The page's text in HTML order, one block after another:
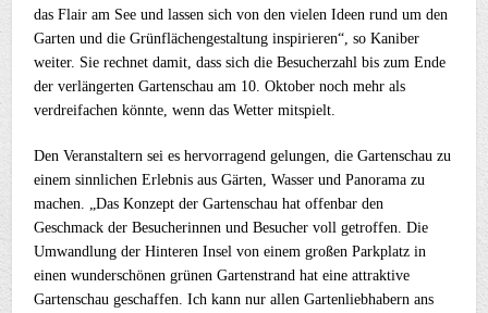
das Flair am See und lassen sich von den vielen Ideen rund um den
Garten und die Grünflächengestaltung inspirieren“, so Kaniber
weiter. Sie rechnet damit, dass sich die Besucherzahl bis zum Ende
der verlängerten Gartenschau am 10. Oktober noch mehr als
verdreifachen könnte, wenn das Wetter mitspielt.
Den Veranstaltern sei es hervorragend gelungen, die Gartenschau zu
einem sinnlichen Erlebnis aus Gärten, Wasser und Panorama zu
machen. „Das Konzept der Gartenschau hat offenbar den
Geschmack der Besucherinnen und Besucher voll getroffen. Die
Umwandlung der Hinteren Insel von einem großen Parkplatz in
einen wunderschönen grünen Gartenstrand hat eine attraktive
Gartenschau geschaffen. Ich kann nur allen Gartenliebhabern ans